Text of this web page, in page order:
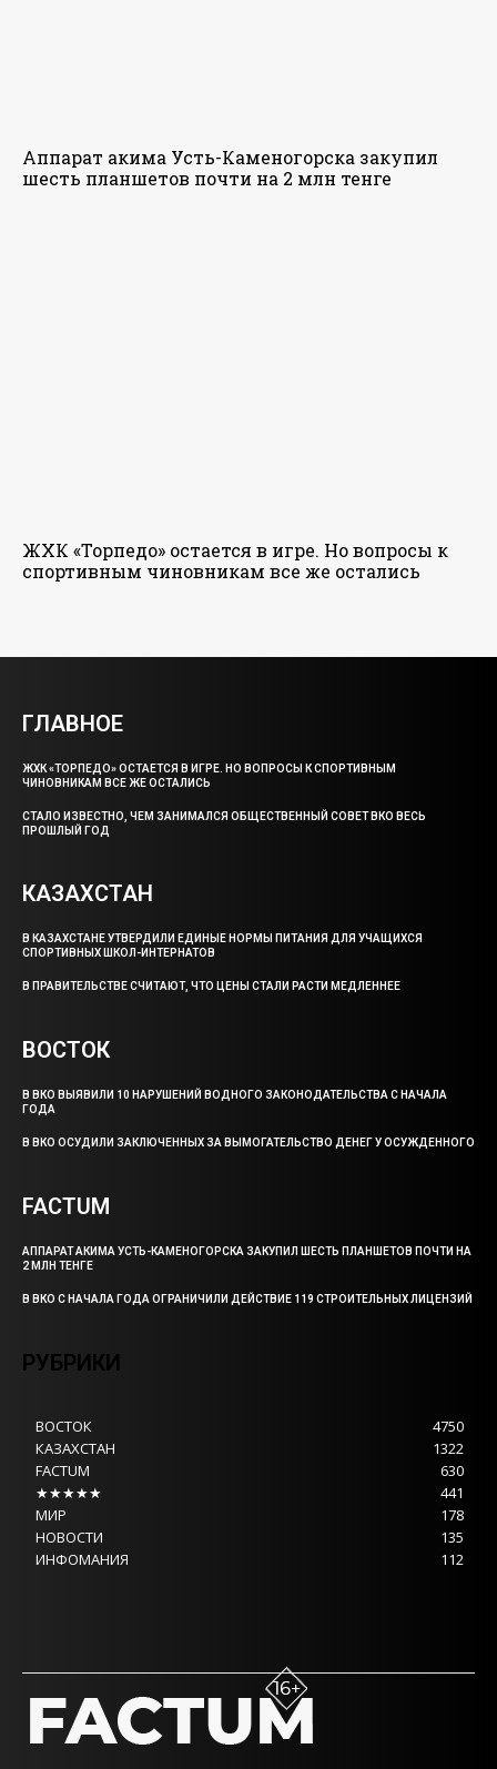
Аппарат акима Усть-Каменогорска закупил
шесть планшетов почти на 2 млн тенге
ЖХК «Торпедо» остается в игре. Но вопросы к
спортивным чиновникам все же остались
ГЛАВНОЕ
ЖХК «ТОРПЕДО» ОСТАЕТСЯ В ИГРЕ. НО ВОПРОСЫ К СПОРТИВНЫМ
ЧИНОВНИКАМ ВСЕ ЖЕ ОСТАЛИСЬ
СТАЛО ИЗВЕСТНО, ЧЕМ ЗАНИМАЛСЯ ОБЩЕСТВЕННЫЙ СОВЕТ ВКО ВЕСЬ
ПРОШЛЫЙ ГОД
КАЗАХСТАН
В КАЗАХСТАНЕ УТВЕРДИЛИ ЕДИНЫЕ НОРМЫ ПИТАНИЯ ДЛЯ УЧАЩИХСЯ
СПОРТИВНЫХ ШКОЛ-ИНТЕРНАТОВ
В ПРАВИТЕЛЬСТВЕ СЧИТАЮТ, ЧТО ЦЕНЫ СТАЛИ РАСТИ МЕДЛЕННЕЕ
ВОСТОК
В ВКО ВЫЯВИЛИ 10 НАРУШЕНИЙ ВОДНОГО ЗАКОНОДАТЕЛЬСТВА С НАЧАЛА
ГОДА
В ВКО ОСУДИЛИ ЗАКЛЮЧЕННЫХ ЗА ВЫМОГАТЕЛЬСТВО ДЕНЕГ У ОСУЖДЕННОГО
FACTUM
АППАРАТ АКИМА УСТЬ-КАМЕНОГОРСКА ЗАКУПИЛ ШЕСТЬ ПЛАНШЕТОВ ПОЧТИ НА
2 МЛН ТЕНГЕ
В ВКО С НАЧАЛА ГОДА ОГРАНИЧИЛИ ДЕЙСТВИЕ 119 СТРОИТЕЛЬНЫХ ЛИЦЕНЗИЙ
РУБРИКИ
ВОСТОК
4750
КАЗАХСТАН
1322
FACTUM
630
★★★★★
441
МИР
178
НОВОСТИ
135
ИНФОМАНИЯ
112